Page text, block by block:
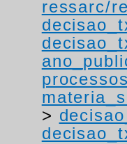
ressarc/
>